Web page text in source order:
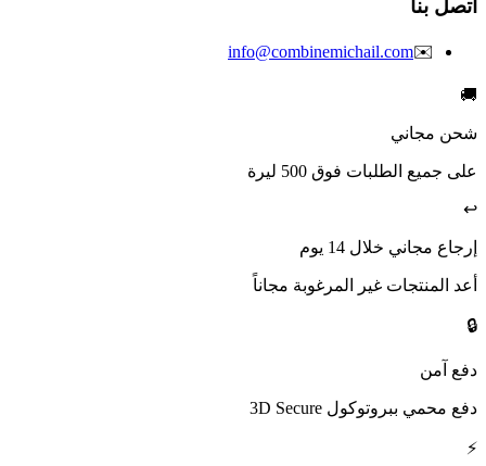
اتصل بنا
✉️
info@combinemichail.com
🚚
شحن مجاني
على جميع الطلبات فوق 500 ليرة
↩️
إرجاع مجاني خلال 14 يوم
أعد المنتجات غير المرغوبة مجاناً
🔒
دفع آمن
دفع محمي ببروتوكول 3D Secure
⚡